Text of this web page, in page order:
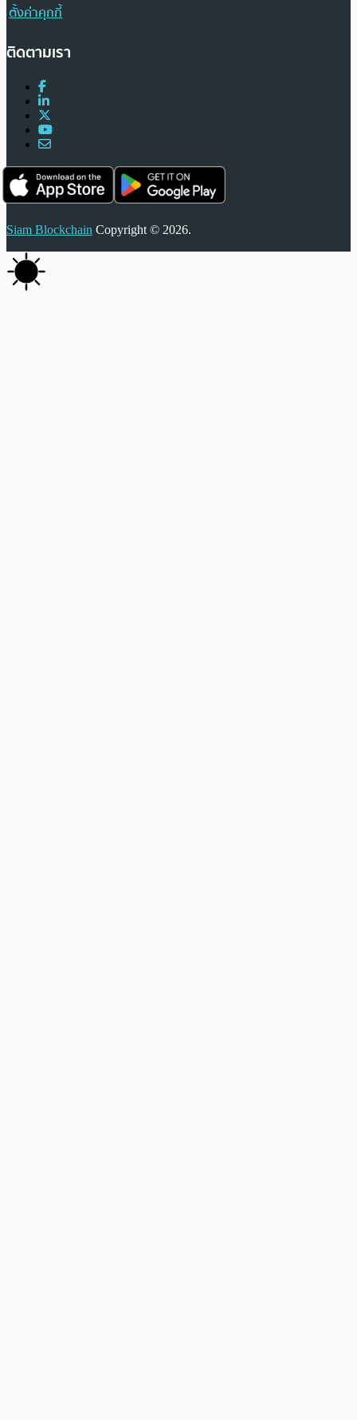
ตั้งค่าคุกกี้
ติดตามเรา
Siam Blockchain Copyright © 2026.